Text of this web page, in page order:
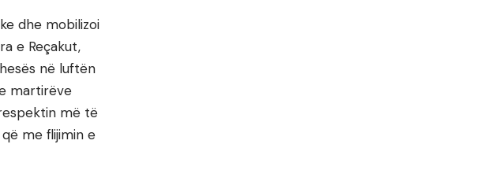
dhe mobilizoi
e Reçakut,
në luftën
martirëve
më të
me flijimin e